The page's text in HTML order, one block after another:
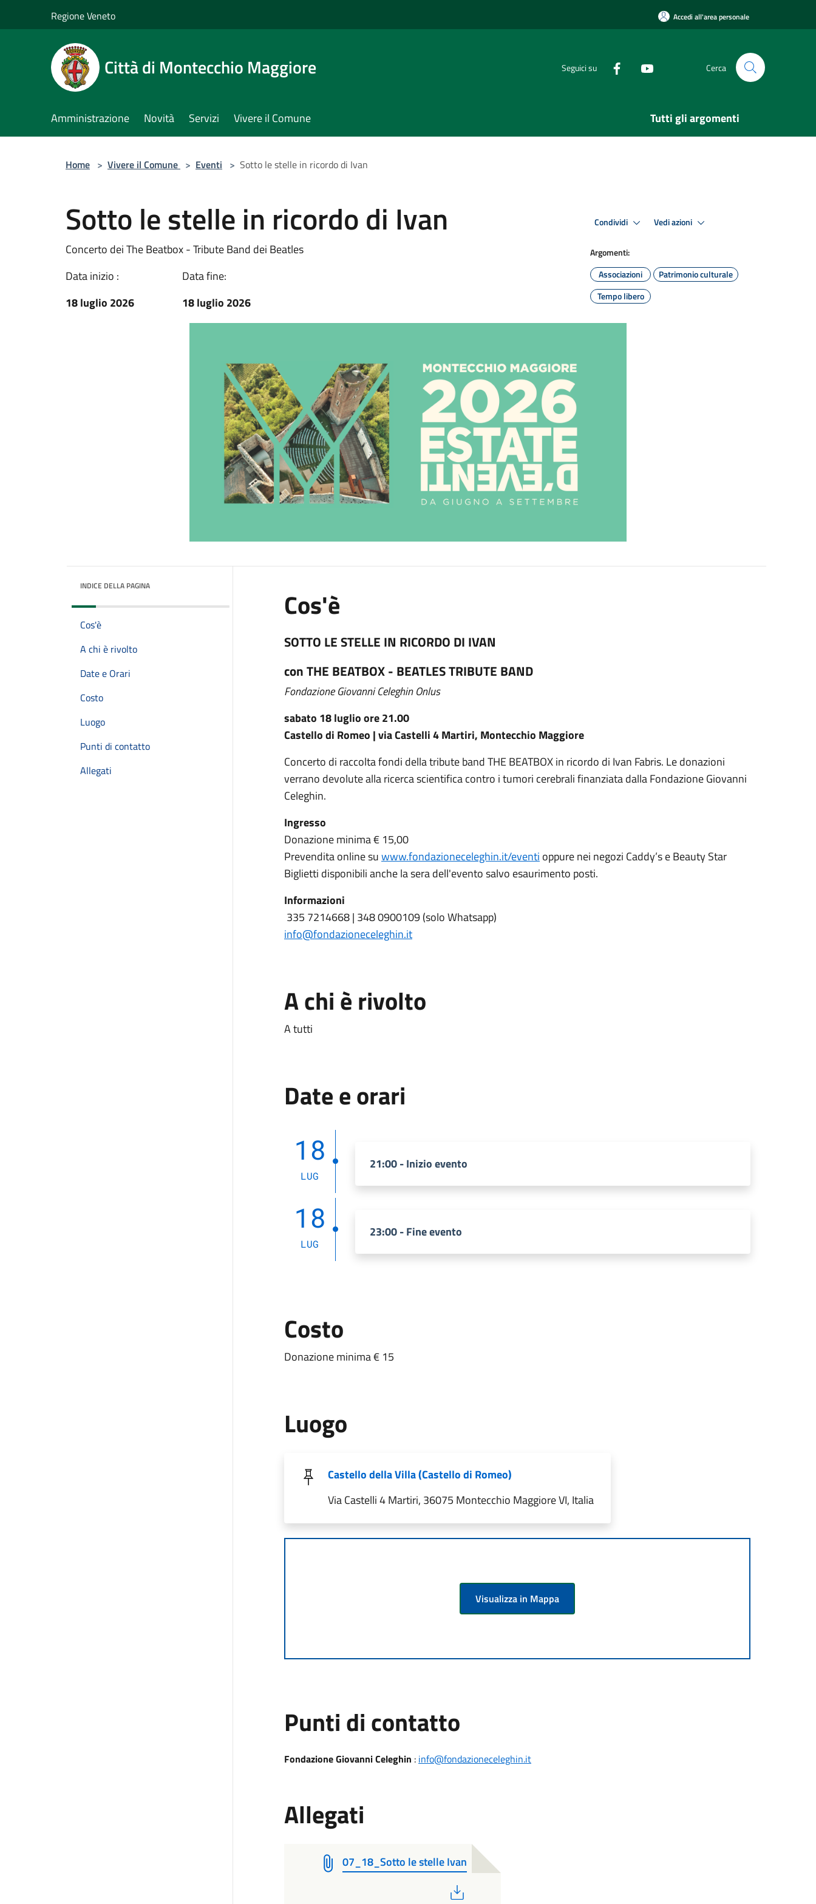
Regione Veneto Accedi all'area personale
Città di Montecchio Maggiore Seguici su Cerca
Amministrazione Novità Servizi Vivere il Comune Tutti gli argomenti
Home > Vivere il Comune > Eventi > Sotto le stelle in ricordo di Ivan
Sotto le stelle in ricordo di Ivan
Concerto dei The Beatbox - Tribute Band dei Beatles
Data inizio :
18 luglio 2026
Data fine:
18 luglio 2026
Condividi Vedi azioni
Argomenti:
Associazioni
Patrimonio culturale
Tempo libero
INDICE DELLA PAGINA
Cos'è
A chi è rivolto
Date e Orari
Costo
Luogo
Punti di contatto
Allegati
Cos'è
SOTTO LE STELLE IN RICORDO DI IVAN
con THE BEATBOX - BEATLES TRIBUTE BAND
Fondazione Giovanni Celeghin Onlus
sabato 18 luglio ore 21.00
Castello di Romeo | via Castelli 4 Martiri, Montecchio Maggiore
Concerto di raccolta fondi della tribute band THE BEATBOX in ricordo di Ivan Fabris. Le donazioni
verrano devolute alla ricerca scientifica contro i tumori cerebrali finanziata dalla Fondazione Giovanni
Celeghin.
Ingresso
Donazione minima € 15,00
Prevendita online suwww.fondazioneceleghin.it/eventi oppure nei negozi Caddy’s e Beauty Star
Biglietti disponibili anche la sera dell'evento salvo esaurimento posti.
Informazioni
335 7214668 | 348 0900109 (solo Whatsapp)
info@fondazioneceleghin.it
A chi è rivolto
A tutti
Date e orari
18
LUG
21:00 - Inizio evento
18
LUG
23:00 - Fine evento
Costo
Donazione minima € 15
Luogo
Castello della Villa (Castello di Romeo)
Via Castelli 4 Martiri, 36075 Montecchio Maggiore VI, Italia
Visualizza in Mappa
Punti di contatto
Fondazione Giovanni Celeghin : info@fondazioneceleghin.it
Allegati
07_18_Sotto le stelle Ivan